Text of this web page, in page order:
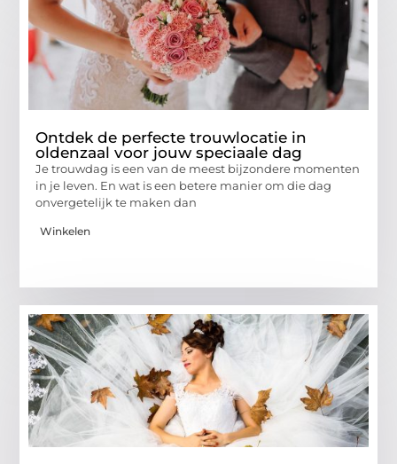
Ontdek de perfecte trouwlocatie in
oldenzaal voor jouw speciaale dag
Je trouwdag is een van de meest bijzondere momenten
in je leven. En wat is een betere manier om die dag
onvergetelijk te maken dan
Winkelen